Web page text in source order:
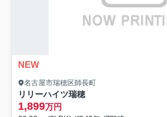
NEW
名古屋市瑞穂区師長町
リリーハイツ瑞穂
1,899万円